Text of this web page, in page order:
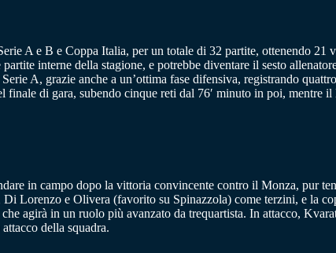
A e B e Coppa Italia, per un totale di 32 partite, ottenendo
interne della stagione, e potrebbe diventare il sesto
A, grazie anche a un’ottima fase difensiva, registrando
finale di gara, subendo cinque reti dal 76′ minuto in poi, mentre
in campo dopo la vittoria convincente contro il Monza, pur
Lorenzo e Olivera (favorito su Spinazzola) come terzini, e la
agirà in un ruolo più avanzato da trequartista. In attacco,
della squadra.